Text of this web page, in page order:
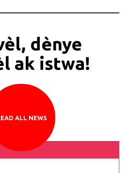
dènye
ak istwa!
ALL NEWS